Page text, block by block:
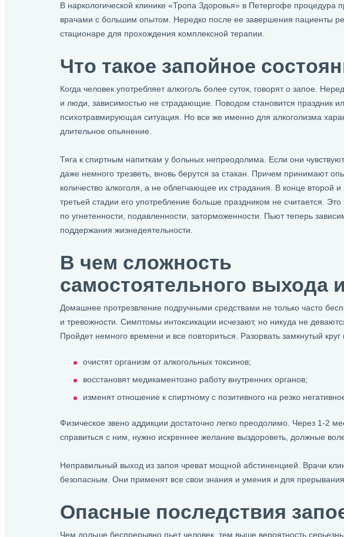
В наркологической клинике «Тропа Здоровья» в Петергофе процедура
врачами с большим опытом. Нередко после ее завершения пациенты
стационаре для прохождения комплексной терапии.
Что такое запойное
Когда человек употребляет алкоголь более суток, говорят о запое.
и люди, зависимостью не страдающие. Поводом становится праздник
психотравмирующая ситуация. Но все же именно для алкоголизма
длительное опьянение.
Тяга к спиртным напиткам у больных непреодолима. Если они
даже немного трезветь, вновь берутся за стакан. Причем принимают
количество алкоголя, а не облегчающее их страдания. В конце второй
третьей стадии его употребление больше праздником не считается.
по угнетенности, подавленности, заторможенности. Пьют теперь
поддержания жизнедеятельности.
В чем сложность
самостоятельного выхода
Домашнее протрезвление подручными средствами не только часто
и тревожности. Симптомы интоксикации исчезают, но никуда не
Пройдет немного времени и все повториться. Разорвать замкнутый круг
очистят организм от алкогольных токсинов;
восстановят медикаментозно работу внутренних органов;
изменят отношение к спиртному с позитивного на резко
Физическое звено аддикции достаточно легко преодолимо. Через 1-2
справиться с ним, нужно искреннее желание выздороветь, должные
Неправильный выход из запоя чреват мощной абстиненцией. Врачи
безопасным. Они применят все свои знания и умения и для
Опасные последствия
Чем дольше беспрерывно пьет человек, тем выше вероятность